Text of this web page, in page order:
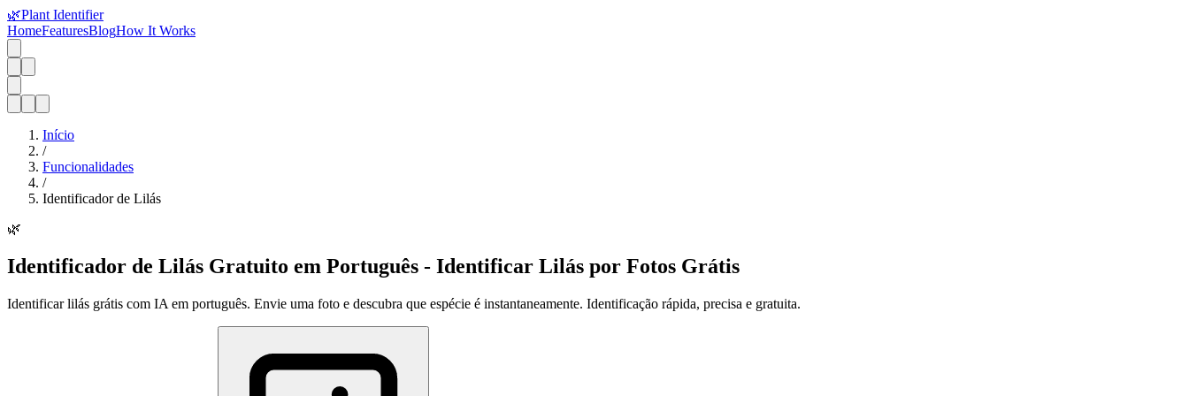
🌿Plant Identifier
HomeFeaturesBlogHow It Works
Início
/
Funcionalidades
/
Identificador de Lilás
🌿
Identificador de Lilás Gratuito em Português - Identificar Lilás por Fotos Grátis
Identificar lilás grátis com IA em português. Envie uma foto e descubra que espécie é instantaneamente. Identificação rápida, precisa e gratuita.